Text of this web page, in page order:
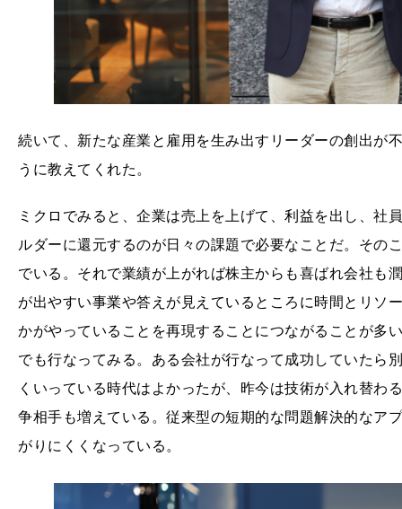
続いて、新たな産業と雇用を生み出すリーダーの創出が
うに教えてくれた。
ミクロでみると、企業は売上を上げて、利益を出し、社
ルダーに還元するのが日々の課題で必要なことだ。その
でいる。それで業績が上がれば株主からも喜ばれ会社も
が出やすい事業や答えが見えているところに時間とリソ
かがやっていることを再現することにつながることが多
でも行なってみる。ある会社が行なって成功していたら
くいっている時代はよかったが、昨今は技術が入れ替わ
争相手も増えている。従来型の短期的な問題解決的なア
がりにくくなっている。